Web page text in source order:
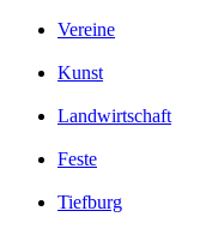
Vereine
Kunst
Landwirtschaft
Feste
Tiefburg